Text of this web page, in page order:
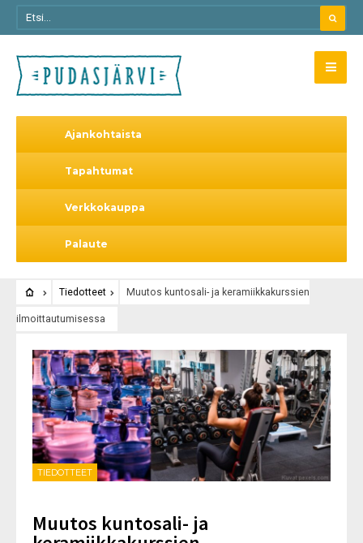
Ajankohtaista
Tapahtumat
Verkkokauppa
Palaute
Tiedotteet Muutos kuntosali- ja keramiikkakurssien
ilmoittautumisessa
TIEDOTTEET
Muutos kuntosali- ja